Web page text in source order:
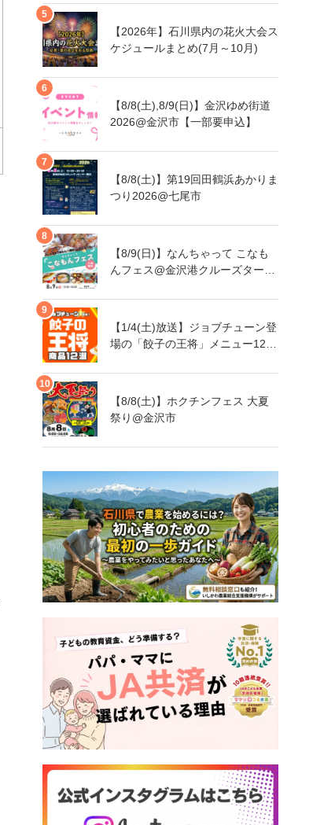
県にもあるあの店舗!
【2026年】石川県内の花火大会ス
ケジュールまとめ(7月～10月)
【8/8(土),8/9(日)】金沢ゆめ街道
2026@金沢市【一部要申込】
【8/8(土)】第19回田鶴浜あかりま
つり2026@七尾市
【8/9(日)】なんちゃって こなも
んフェス@金沢港クルーズターミ
【1/4(土)放送】ジョブチューン登
場の「餃子の王将」メニュー12品
【8/8(土)】ホクチンフェス 大夏
祭り@金沢市